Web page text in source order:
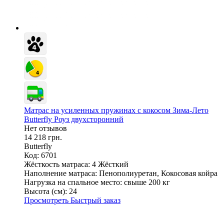
Матрас на усиленных пружинах с кокосом Зима-Лето
Butterfly Роуз двухсторонний
Нет отзывов
14 218 грн.
Butterfly
Код: 6701
Жёсткость матраса: 4 Жёсткий
Наполнение матраса: Пенополиуретан, Кокосовая койра
Нагрузка на спальное место: свыше 200 кг
Высота (см): 24
Просмотреть Быстрый заказ